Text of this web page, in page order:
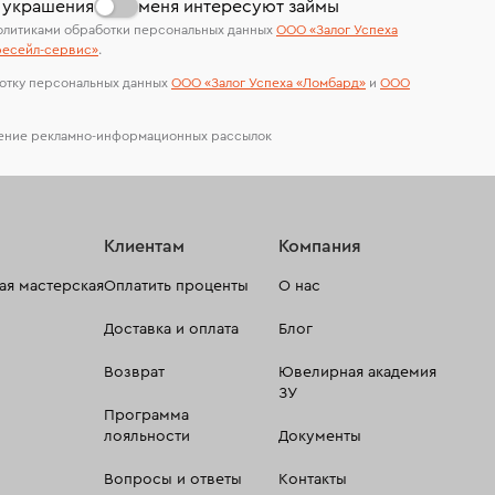
меня интересуют займы
обработки персональных данных ООО «Залог Успеха
сервиc».
персональных данных ООО «Залог Успеха «Ломбард» и ООО
рекламно-информационных рассылок
мастерская
Клиентам
Оплатить проценты
Доставка и оплата
Возврат
Программа
лояльности
Вопросы и ответы
Компания
О нас
Блог
Ювелирная академия
ЗУ
Документы
Контакты